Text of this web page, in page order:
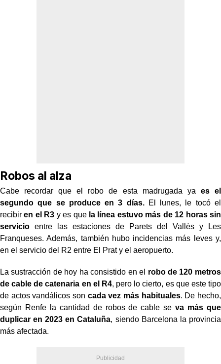
Robos al alza
Cabe recordar que el robo de esta madrugada ya es el
segundo que se produce en 3 días. El lunes, le tocó el
recibiren el R3 y es que la línea estuvo más de 12 horas sin
servicio entre las estaciones de Parets del Vallès y Les
Franqueses. Además, también hubo incidencias más leves y,
en el servicio del R2 entre El Prat y el aeropuerto.
La sustracción de hoy ha consistido en el robo de 120 metros
de cable de catenaria en el R4, pero lo cierto, es que este tipo
de actos vandálicos son cada vez más habituales. De hecho,
según Renfe la cantidad de robos de cable seva más que
duplicar en 2023 en Cataluña, siendo Barcelona la provincia
más afectada.